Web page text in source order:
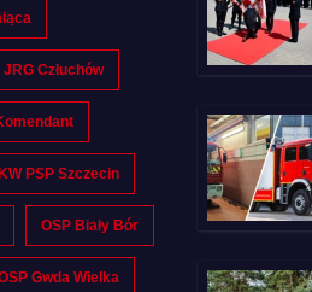
JRG Człuchów
KW PSP Szczecin
OSP Biały Bór
Gwda Wielka